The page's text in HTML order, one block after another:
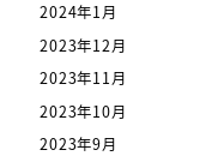
2024年1月
2023年12月
2023年11月
2023年10月
2023年9月